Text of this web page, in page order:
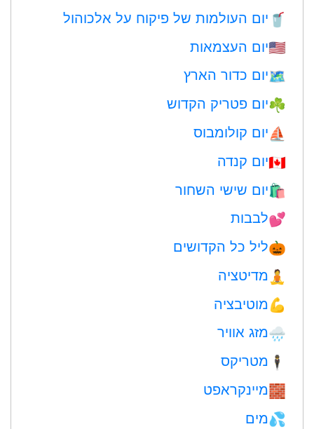
🥤 יום העולמות של פיקוח על אלכוהול
🇺🇸יום העצמאות
🗺️יום כדור הארץ
☘️יום פטריק הקדוש
⛵️יום קולומבוס
🇨🇦יום קנדה
🛍יום שישי השחור
💕לבבות
🎃ליל כל הקדושים
🧘 מדיטציה
💪מוטיבציה
🌧מזג אוויר
🕴️ מטריקס
🧱מיינקראפט
💦מים